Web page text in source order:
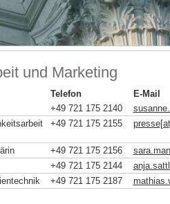
und Marketing
Telefon
E-Mail
+49 721 175 2140
+49 721 175 2155
+49 721 175 2156
+49 721 175 2144
+49 721 175 2187